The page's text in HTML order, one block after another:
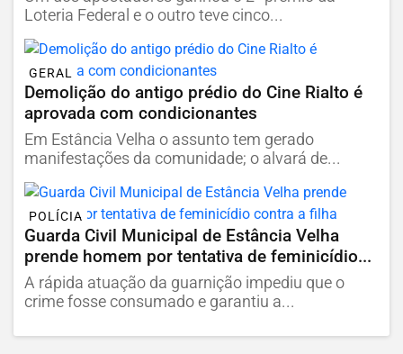
Loteria Federal e o outro teve cinco...
GERAL
Demolição do antigo prédio do Cine Rialto é
aprovada com condicionantes
Em Estância Velha o assunto tem gerado
manifestações da comunidade; o alvará de...
POLÍCIA
Guarda Civil Municipal de Estância Velha
prende homem por tentativa de feminicídio...
A rápida atuação da guarnição impediu que o
crime fosse consumado e garantiu a...